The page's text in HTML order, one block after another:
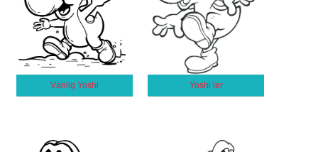
Vänlig Yoshi Yoshi ler